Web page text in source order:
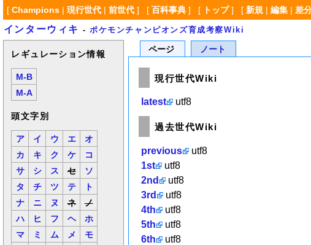
[ Champions| 現行世代| 前世代] [ 百科事典] [ トップ] [ 新規| 編集| 差
インターウィキ - ポケモンチャンピオンズ育成考察Wiki
レギュレーション情報
M-B
M-A
頭文字別
ア イ ウ エ
オ
カ
キ ク ケ
コ
サ
シ ス セ
ソ
タ
チ ツ テ
ト
ナ
ニ ヌ ネ
ノ
ハ
ヒ フ ヘ
ホ
マ
ミ ム メ
モ
ページ ノート
現行世代Wiki
latest utf8
過去世代Wiki
previous
utf8
1st
utf8
2nd
utf8
3rd
utf8
4th
utf8
5th
utf8
6th
utf8